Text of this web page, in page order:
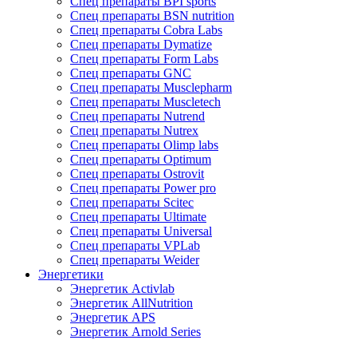
Спец препараты BSN nutrition
Спец препараты Cobra Labs
Спец препараты Dymatize
Спец препараты Form Labs
Спец препараты GNC
Спец препараты Musclepharm
Спец препараты Muscletech
Спец препараты Nutrend
Спец препараты Nutrex
Спец препараты Olimp labs
Спец препараты Optimum
Спец препараты Ostrovit
Спец препараты Power pro
Спец препараты Scitec
Спец препараты Ultimate
Спец препараты Universal
Спец препараты VPLab
Спец препараты Weider
Энергетики
Энергетик Activlab
Энергетик AllNutrition
Энергетик APS
Энергетик Arnold Series